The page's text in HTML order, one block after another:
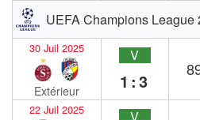
UEFA Champions League
30 Juil 2025
Extérieur
V
1:3
22 Juil 2025 V